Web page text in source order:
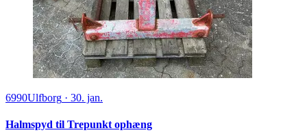
6990Ulfborg · 30. jan.
Halmspyd til Trepunkt ophæng